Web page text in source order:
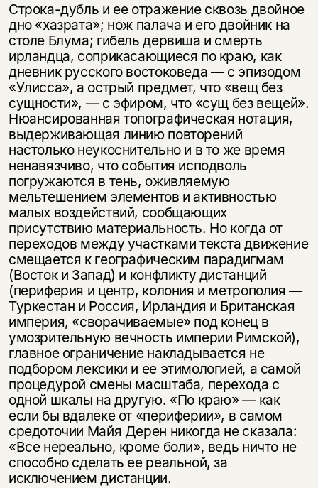
Строка-дубль и ее отражение сквозь двойное
дно «хазрата»; нож палача и его двойник на
столе Блума; гибель дервиша и смерть
ирландца, соприкасающиеся по краю, как
дневник русского востоковеда — с эпизодом
«Улисса», а острый предмет, что «вещ без
сущности», — с эфиром, что «сущ без вещей».
Нюансированная топографическая нотация,
выдерживающая линию повторений
настолько неукоснительно и в то же время
ненавязчиво, что события исподволь
погружаются в тень, оживляемую
мельтешением элементов и активностью
малых воздействий, сообщающих
присутствию материальность. Но когда от
переходов между участками текста движение
смещается к географическим парадигмам
(Восток и Запад) и конфликту дистанций
(периферия и центр, колония и метрополия —
Туркестан и Россия, Ирландия и Британская
империя, «сворачиваемые» под конец в
умозрительную вечность империи Римской),
главное ограничение накладывается не
подбором лексики и ее этимологией, а самой
процедурой смены масштаба, перехода с
одной шкалы на другую. «По краю» — как
если бы вдалеке от «периферии», в самом
средоточии Майя Дерен никогда не сказала:
«Все нереально, кроме боли», ведь ничто не
способно сделать ее реальной, за
исключением дистанции.